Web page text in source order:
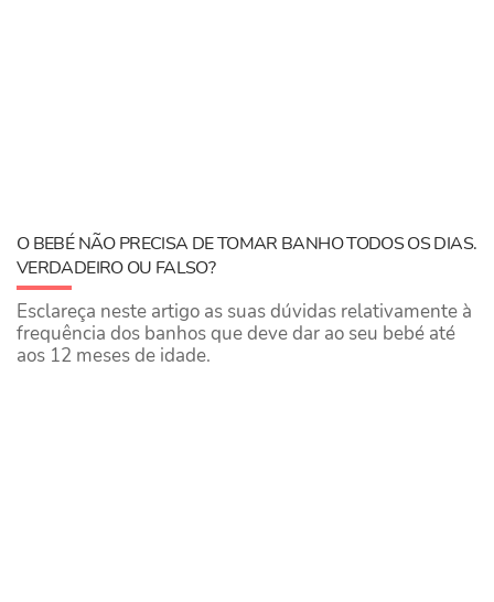
O BEBÉ NÃO PRECISA DE TOMAR BANHO TODOS OS DIAS.
VERDADEIRO OU FALSO?
Esclareça neste artigo as suas dúvidas relativamente à
frequência dos banhos que deve dar ao seu bebé até
aos 12 meses de idade.